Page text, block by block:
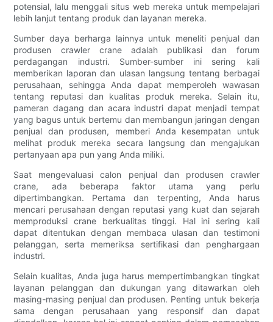
potensial, lalu menggali situs web mereka untuk mempelajari
lebih lanjut tentang produk dan layanan mereka.
Sumber daya berharga lainnya untuk meneliti penjual dan
produsen crawler crane adalah publikasi dan forum
perdagangan industri. Sumber-sumber ini sering kali
memberikan laporan dan ulasan langsung tentang berbagai
perusahaan, sehingga Anda dapat memperoleh wawasan
tentang reputasi dan kualitas produk mereka. Selain itu,
pameran dagang dan acara industri dapat menjadi tempat
yang bagus untuk bertemu dan membangun jaringan dengan
penjual dan produsen, memberi Anda kesempatan untuk
melihat produk mereka secara langsung dan mengajukan
pertanyaan apa pun yang Anda miliki.
Saat mengevaluasi calon penjual dan produsen crawler
crane, ada beberapa faktor utama yang perlu
dipertimbangkan. Pertama dan terpenting, Anda harus
mencari perusahaan dengan reputasi yang kuat dan sejarah
memproduksi crane berkualitas tinggi. Hal ini sering kali
dapat ditentukan dengan membaca ulasan dan testimoni
pelanggan, serta memeriksa sertifikasi dan penghargaan
industri.
Selain kualitas, Anda juga harus mempertimbangkan tingkat
layanan pelanggan dan dukungan yang ditawarkan oleh
masing-masing penjual dan produsen. Penting untuk bekerja
sama dengan perusahaan yang responsif dan dapat